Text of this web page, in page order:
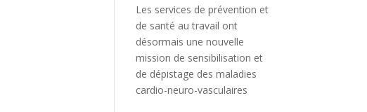
Les services de prévention et
de santé au travail ont
désormais une nouvelle
mission de sensibilisation et
de dépistage des maladies
cardio-neuro-vasculaires